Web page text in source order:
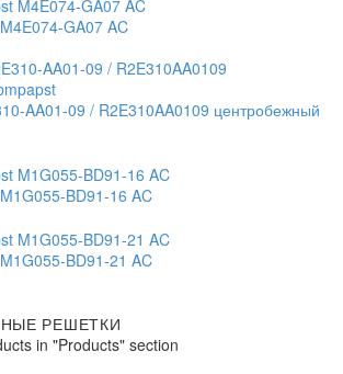
GA07 AC
AA01-09 / R2E310AA0109 центробежный
BD91-16 AC
BD91-21 AC
РЕШЕТКИ
in "Products" section